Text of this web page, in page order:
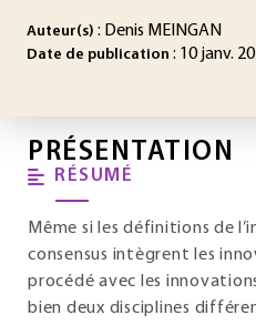
Auteur(s) : Denis MEINGAN
Date de publication : 10 janv.
PRÉSENTATION
RÉSUMÉ
Même si les définitions de
consensus intègrent les
procédé avec les
bien deux disciplines